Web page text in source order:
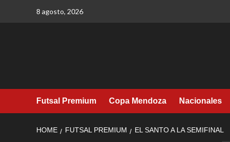
8 agosto, 2026
Futsal Premium Copa Mendoza Nacionales
HOME FUTSAL PREMIUM EL SANTO A LA SEMIFINAL